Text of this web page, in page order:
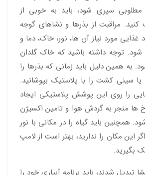
سپری شود، باید به خوبی از
کنید. مراقبت از بذرها و نشاهای گوجه
غذایی مورد نیاز آن ها، نور، خاک، دما و
توجه داشته باشید که خاک گلدان
به همین دلیل باید زمانی که بذرها را
یا سینی کشت را با پلاستیک بپوشانید.
را روی این پوشش پلاستیکی ایجاد
ها منجر به گردش هوا و تامین اکسیژن
همچنین باید گیاه را در مکانی با نور
این مکان را ندارید، بهتر است از لامپ
بگیرید.
تبدیل شدند، باید برنامه آبیاری خود را